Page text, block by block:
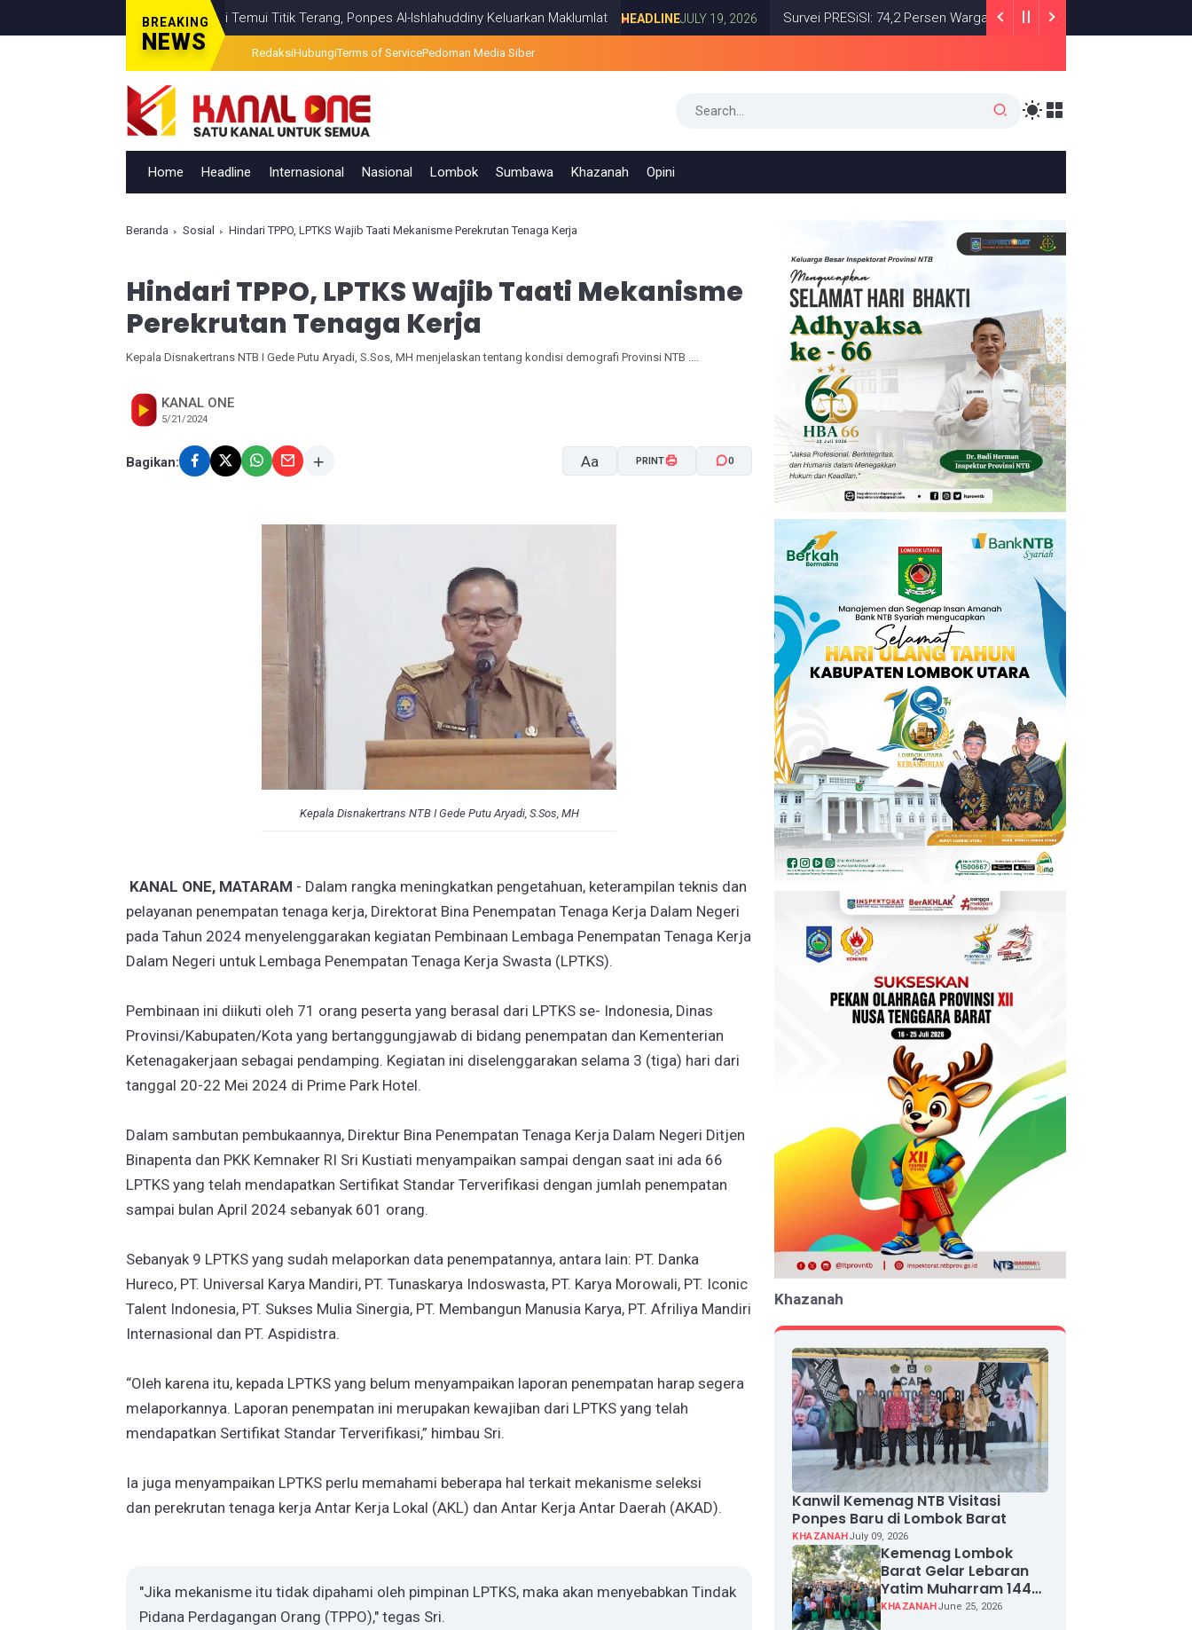
BREAKING
NEWS
Visual Berita Televisi Temui Titik Terang, Ponpes Al-Ishlahuddiny Keluarkan Maklumlat HEADLINE JULY 19, 2026 Survei PRESiSI: 74,2 Persen Warga Puas dengan Satu Tahun Kinerja Bupati
RedaksiHubungiTerms of ServicePedoman Media Siber
Home Headline Internasional Nasional Lombok Sumbawa Khazanah Opini
Beranda Sosial Hindari TPPO, LPTKS Wajib Taati Mekanisme Perekrutan Tenaga Kerja
Hindari TPPO, LPTKS Wajib Taati Mekanisme
Perekrutan Tenaga Kerja
Kepala Disnakertrans NTB I Gede Putu Aryadi, S.Sos, MH menjelaskan tentang kondisi demografi Provinsi NTB ....
KANAL ONE
5/21/2024
Bagikan: Aa PRINT 0
Kepala Disnakertrans NTB I Gede Putu Aryadi, S.Sos, MH
KANAL ONE, MATARAM - Dalam rangka meningkatkan pengetahuan, keterampilan teknis dan
pelayanan penempatan tenaga kerja, Direktorat Bina Penempatan Tenaga Kerja Dalam Negeri
pada Tahun 2024 menyelenggarakan kegiatan Pembinaan Lembaga Penempatan Tenaga Kerja
Dalam Negeri untuk Lembaga Penempatan Tenaga Kerja Swasta (LPTKS).
Pembinaan ini diikuti oleh 71 orang peserta yang berasal dari LPTKS se- Indonesia, Dinas
Provinsi/Kabupaten/Kota yang bertanggungjawab di bidang penempatan dan Kementerian
Ketenagakerjaan sebagai pendamping. Kegiatan ini diselenggarakan selama 3 (tiga) hari dari
tanggal 20-22 Mei 2024 di Prime Park Hotel.
Dalam sambutan pembukaannya, Direktur Bina Penempatan Tenaga Kerja Dalam Negeri Ditjen
Binapenta dan PKK Kemnaker RI Sri Kustiati menyampaikan sampai dengan saat ini ada 66
LPTKS yang telah mendapatkan Sertifikat Standar Terverifikasi dengan jumlah penempatan
sampai bulan April 2024 sebanyak 601 orang.
Sebanyak 9 LPTKS yang sudah melaporkan data penempatannya, antara lain: PT. Danka
Hureco, PT. Universal Karya Mandiri, PT. Tunaskarya Indoswasta, PT. Karya Morowali, PT. Iconic
Talent Indonesia, PT. Sukses Mulia Sinergia, PT. Membangun Manusia Karya, PT. Afriliya Mandiri
Internasional dan PT. Aspidistra.
“Oleh karena itu, kepada LPTKS yang belum menyampaikan laporan penempatan harap segera
melaporkannya. Laporan penempatan ini merupakan kewajiban dari LPTKS yang telah
mendapatkan Sertifikat Standar Terverifikasi,” himbau Sri.
Ia juga menyampaikan LPTKS perlu memahami beberapa hal terkait mekanisme seleksi
dan perekrutan tenaga kerja Antar Kerja Lokal (AKL) dan Antar Kerja Antar Daerah (AKAD).
"Jika mekanisme itu tidak dipahami oleh pimpinan LPTKS, maka akan menyebabkan Tindak
Pidana Perdagangan Orang (TPPO)," tegas Sri.
Khazanah
Kanwil Kemenag NTB Visitasi
Ponpes Baru di Lombok Barat
KHAZANAHJuly 09, 2026
Kemenag Lombok
Barat Gelar Lebaran
Yatim Muharram 1448
H, Puluhan Anak Yatim
KHAZANAHJune 25, 2026